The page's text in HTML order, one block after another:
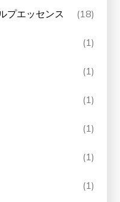
プエッセンス (18)
(1)
(1)
(1)
(1)
(1)
(1)